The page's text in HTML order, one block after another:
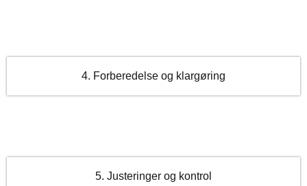
4. Forberedelse og klargøring
5. Justeringer og kontrol